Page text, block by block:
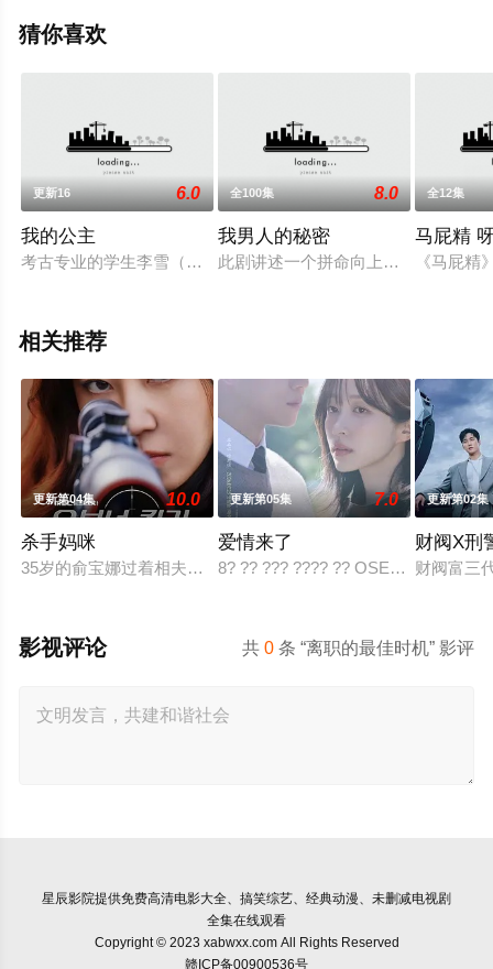
电视猫或剧情网等平台了解。
猜你喜欢
更新16 6.0
我的公主
考古专业的学生李雪（金泰熙 饰）昨天还只是名平凡的再平凡
全100集 8.0
我男人的秘密
此剧讲述一个拼命向上流而掩盖自己
全12集
马屁精
《马屁
相关推荐
更新第04集 10.0
杀手妈咪
35岁的俞宝娜过着相夫教子的普通生活。表面上她看起来温顺
更新第05集 7.0
爱情来了
8? ?? ??? ???? ?? OSEN? “???
更新第02集
财阀X刑
财阀富三
共0 条 “离职的最佳时机” 影评
影视评论
星辰影院提供免费高清电影大全、搞笑综艺、经典动漫、未删减电视剧
全集在线观看
Copyright © 2023 xabwxx.com All Rights Reserved
赣ICP备00900536号